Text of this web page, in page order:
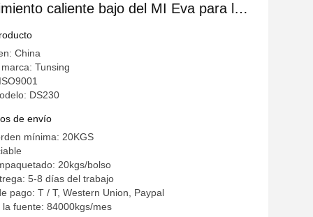
caliente bajo del MI Eva para la
de calor
China
Tunsing
DS230
de envío
mínima: 20KGS
20kgs/bolso
5-8 días del trabajo
pago: T / T, Western Union, Paypal
fuente: 84000kgs/mes